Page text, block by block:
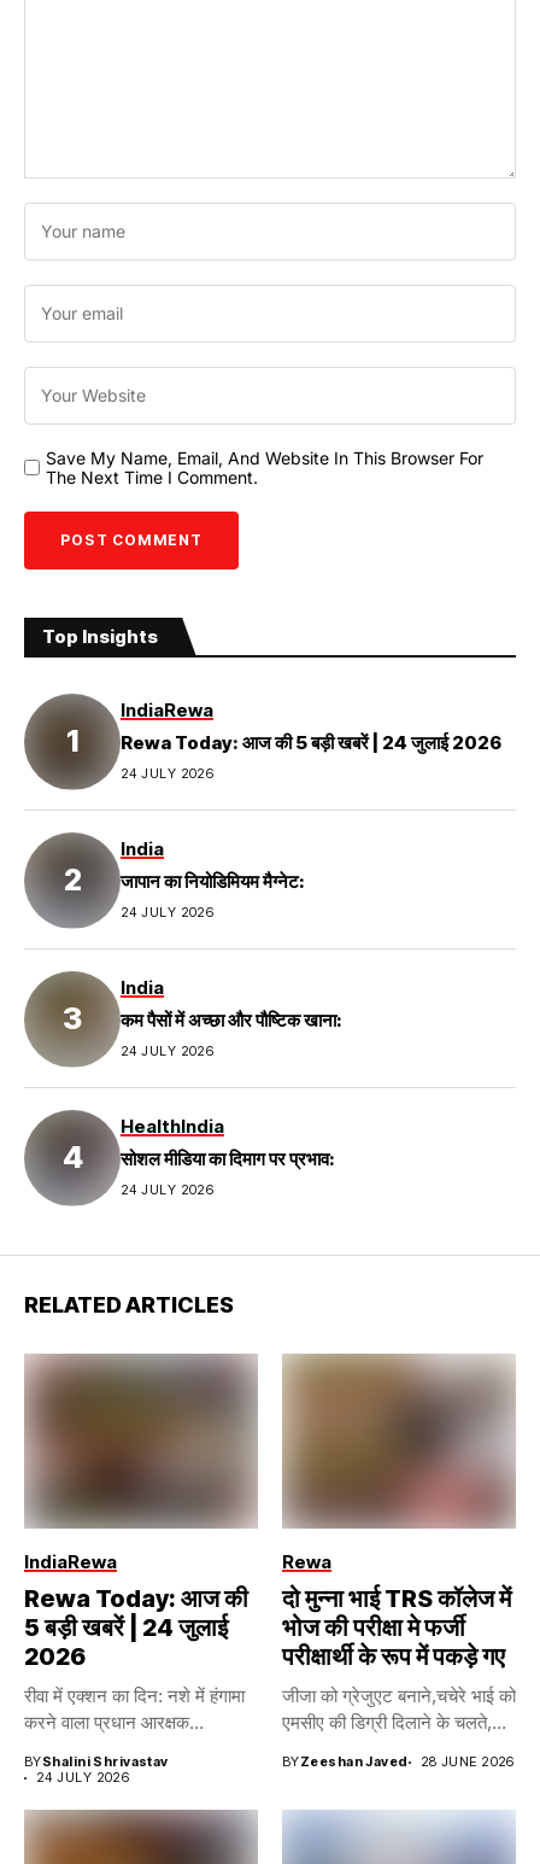
Save My Name, Email, And Website In This Browser For
The Next Time I Comment.
Top Insights
IndiaRewa
Rewa Today: आज की 5 बड़ी खबरें | 24 जुलाई 2026
24 JULY 2026
India
जापान का नियोडिमियम मैग्नेट:
24 JULY 2026
India
कम पैसों में अच्छा और पौष्टिक खाना:
24 JULY 2026
HealthIndia
सोशल मीडिया का दिमाग पर प्रभाव:
24 JULY 2026
RELATED ARTICLES
IndiaRewa
Rewa Today: आज की
5 बड़ी खबरें | 24 जुलाई
2026
रीवा में एक्शन का दिन: नशे में हंगामा
करने वाला प्रधान आरक्षक...
BYShalini Shrivastav
24 JULY 2026
Rewa
दो मुन्ना भाई TRS कॉलेज में
भोज की परीक्षा मे फर्जी
परीक्षार्थी के रूप में पकड़े गए
जीजा को ग्रेजुएट बनाने,चचेरे भाई को
एमसीए की डिग्री दिलाने के चलते,...
BYZeeshan Javed 28 JUNE 2026